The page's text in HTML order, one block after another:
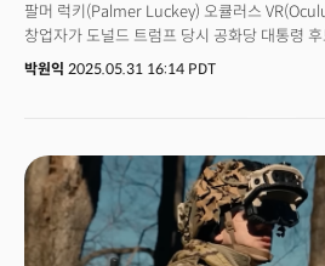
팔머 럭키(Palmer Luckey) 오큘러스
창업자가 도널드 트럼프 당시 공화당 대통령
아메리카(Nimble America)’에 1만달러를 기부
질타했다. 님블 아메리카는 단순 트럼프 지지
클린턴을 자극적으로 조롱·비방하는 광고를 게
때문이다. 전통적으로 진보 성향이 강한 실리
거센 비판에 직면할 수밖에 없었다. 일부 VR(
헤드셋 오큘러스 플랫폼에 대한 지원을 철회
박원익 2025.05.31 16:14 PDT